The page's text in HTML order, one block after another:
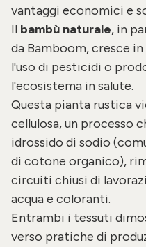
vantaggi economici e
Il bambù naturale, in
da Bamboom, cresce
l'uso di pesticidi o
l'ecosistema in salute.
Questa pianta rustica
cellulosa, un processo
idrossido di sodio
di cotone organico),
circuiti chiusi di
acqua e coloranti.
Entrambi i tessuti
verso pratiche di